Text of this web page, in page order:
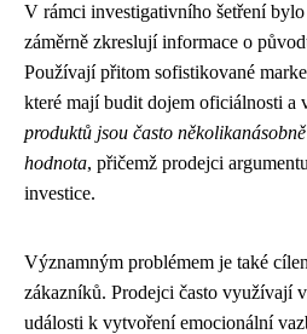
V rámci investigativního šetření
záměrně zkreslují informace o
Používají přitom sofistikované
které mají budit dojem oficiálnosti a
produktů jsou často
hodnota, přičemž prodejci
investice.
Významným problémem je také
zákazníků. Prodejci často využívají
události k vytvoření emocionální